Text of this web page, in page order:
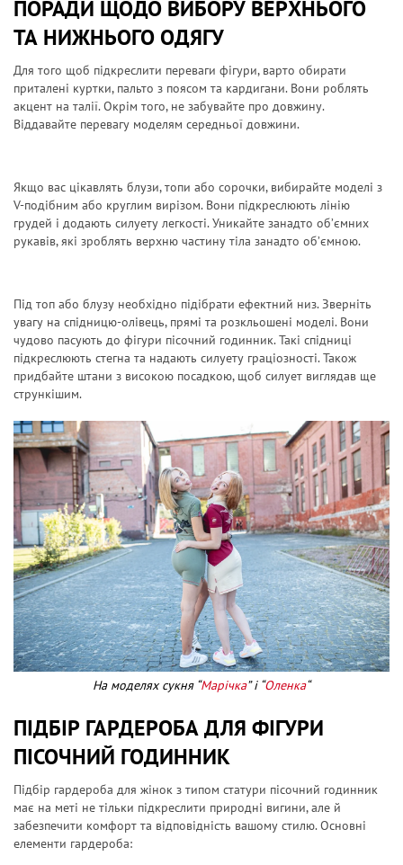
ПОРАДИ ЩОДО ВИБОРУ ВЕРХНЬОГО
ТА НИЖНЬОГО ОДЯГУ
Для того щоб підкреслити переваги фігури, варто обирати
приталені куртки, пальто з поясом та кардигани. Вони роблять
акцент на талії. Окрім того, не забувайте про довжину.
Віддавайте перевагу моделям середньої довжини.
Якщо вас цікавлять блузи, топи або сорочки, вибирайте моделі з
V-подібним або круглим вирізом. Вони підкреслюють лінію
грудей і додають силуету легкості. Уникайте занадто об’ємних
рукавів, які зроблять верхню частину тіла занадто об’ємною.
Під топ або блузу необхідно підібрати ефектний низ. Зверніть
увагу на спідницю-олівець, прямі та розкльошені моделі. Вони
чудово пасують до фігури пісочний годинник. Такі спідниці
підкреслюють стегна та надають силуету граціозності. Також
придбайте штани з високою посадкою, щоб силует виглядав ще
стрункішим.
На моделях сукня “Марічка” і “Оленка“
ПІДБІР ГАРДЕРОБА ДЛЯ ФІГУРИ
ПІСОЧНИЙ ГОДИННИК
Підбір гардероба для жінок з типом статури пісочний годинник
має на меті не тільки підкреслити природні вигини, але й
забезпечити комфорт та відповідність вашому стилю. Основні
елементи гардероба: